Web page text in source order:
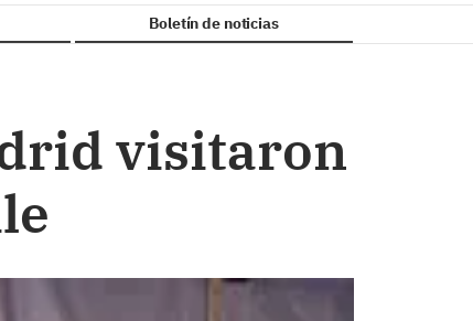
Boletín de noticias
visitaron